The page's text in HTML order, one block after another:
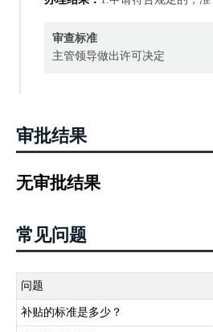
审查标准
主管领导做出许可决定
审批结果
无审批结果
常见问题
问题
补贴的标准是多少？